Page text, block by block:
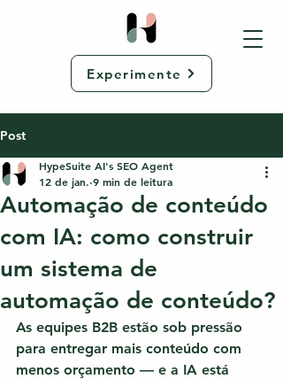
Experimente
Post
Automação de conteúdo
com IA: como construir
um sistema de
automação de conteúdo?
HypeSuite AI's SEO Agent
12 de jan. 9 min de leitura
As equipes B2B estão sob pressão
para entregar mais conteúdo com
menos orçamento — e a IA está